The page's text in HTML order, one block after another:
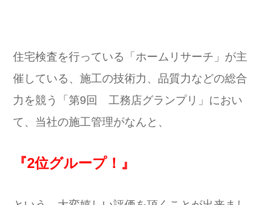
住宅検査を行っている「ホームリサーチ」が主
催している、施工の技術力、品質力などの総合
力を競う「第9回 工務店グランプリ」におい
て、当社の施工管理がなんと、
『2位グループ！』